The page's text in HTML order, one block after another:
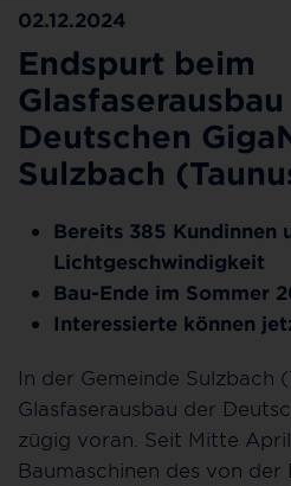
02.12.2024
Endspurt beim
Deutschen
Sulzbach
Bereits 385 Kundinnen
Lichtgeschwindigkeit
Bau-Ende im Sommer
Interessierte können
In der Gemeinde Sulzbach
Glasfaserausbau der
zügig voran. Seit Mitte
Baumaschinen des von der